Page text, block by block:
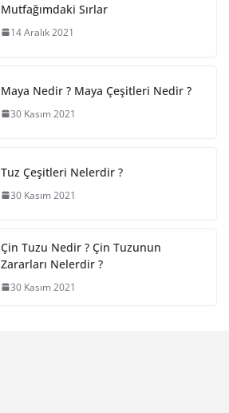
Mutfağımdaki Sırlar
14 Aralık 2021
Maya Nedir ? Maya Çeşitleri Nedir ?
30 Kasım 2021
Tuz Çeşitleri Nelerdir ?
30 Kasım 2021
Çin Tuzu Nedir ? Çin Tuzunun
Zararları Nelerdir ?
30 Kasım 2021